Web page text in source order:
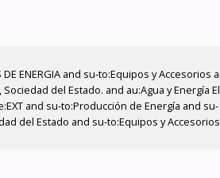
ENERGIA and su-to:Equipos y Accesorios
del Estado. and au:Agua y Energía
and su-to:Producción de Energía and su-
del Estado and su-to:Equipos y